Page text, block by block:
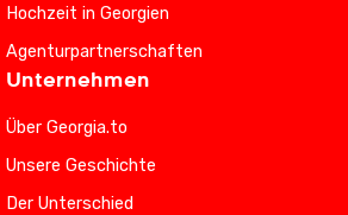
Hochzeit in Georgien
Agenturpartnerschaften
Unternehmen
Über Georgia.to
Unsere Geschichte
Der Unterschied